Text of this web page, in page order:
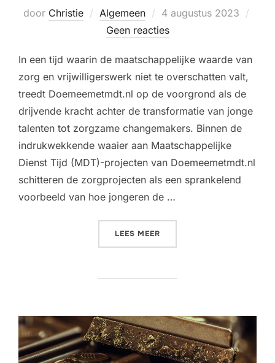
door Christie Algemeen
Geplaatst
op
4 augustus 2023
Geen reacties
In een tijd waarin de maatschappelijke waarde van
zorg en vrijwilligerswerk niet te overschatten valt,
treedt Doemeemetmdt.nl op de voorgrond als de
drijvende kracht achter de transformatie van jonge
talenten tot zorgzame changemakers. Binnen de
indrukwekkende waaier aan Maatschappelijke
Dienst Tijd (MDT)-projecten van Doemeemetmdt.nl
schitteren de zorgprojecten als een sprankelend
voorbeeld van hoe jongeren de …
LEES MEER